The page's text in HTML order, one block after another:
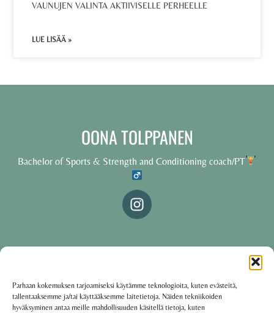
Parhaan kokemuksen tarjoamiseksi käytämme teknologioita, kuten evästeitä,
tallentaaksemme ja/tai käyttääksemme laitetietoja. Näiden tekniikoiden
hyväksyminen antaa meille mahdollisuuden käsitellä tietoja, kuten
VAUNUJEN VALINTA AKTIIVISELLE PERHEELLE
LUE LISÄÄ »
OONA TOLPPANEN
Bachelor of Sports & Strength and Conditioning coach/PT
Käyttöehdot·Tietosuojakäytäntö